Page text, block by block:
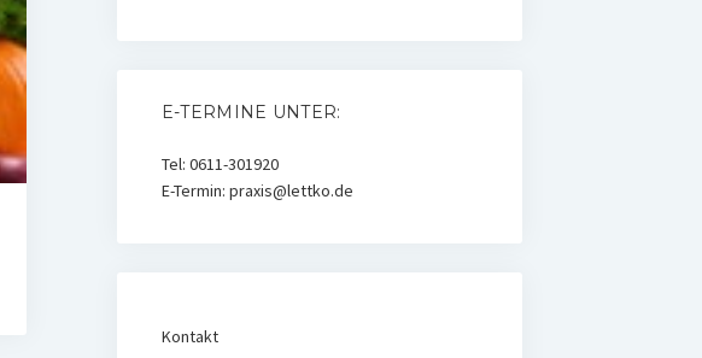
E-TERMINE UNTER:
Tel: 0611-301920
E-Termin: praxis@lettko.de
Kontakt